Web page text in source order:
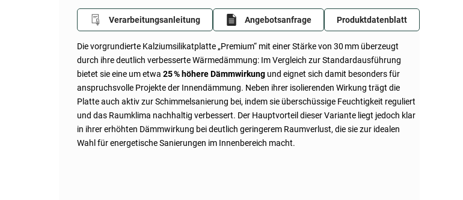
Die vorgrundierte Kalziumsilikatplatte „Premium“ mit einer Stärke von 30 mm überzeugt
durch ihre deutlich verbesserte Wärmedämmung: Im Vergleich zur Standardausführung
bietet sie eine um etwa 25 % höhere Dämmwirkung und eignet sich damit besonders für
anspruchsvolle Projekte der Innendämmung. Neben ihrer isolierenden Wirkung trägt die
Platte auch aktiv zur Schimmelsanierung bei, indem sie überschüssige Feuchtigkeit reguliert
und das Raumklima nachhaltig verbessert. Der Hauptvorteil dieser Variante liegt jedoch klar
in ihrer erhöhten Dämmwirkung bei deutlich geringerem Raumverlust, die sie zur idealen
Wahl für energetische Sanierungen im Innenbereich macht.
Verarbeitungsanleitung Angebotsanfrage Produktdatenblatt